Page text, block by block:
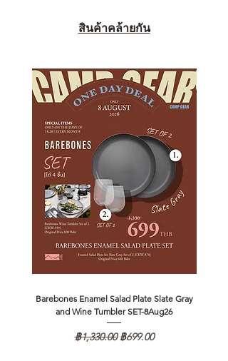
สินค้าคล้ายกัน
Barebones Enamel Salad Plate Slate Gray
and Wine Tumbler SET-8Aug26
ราคาปกติ
฿1,330.00 ราคาขายลด
฿699.00